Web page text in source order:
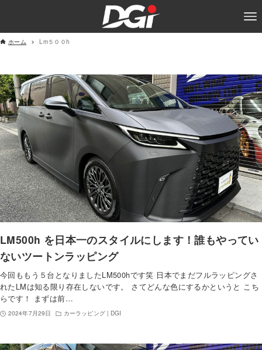
ホーム Lm５００h
LM500h を日本一のスタイルにします！誰もやってい
ないツートンラッピング
今回ももう５台となりましたLM500hです笑 日本でまだフルラッピングさ
れたLMは知る限り存在しないです。 さてどんな色にするかというと こち
らです！ まずは前…
2024年7月29日 カーラッピング | DGI